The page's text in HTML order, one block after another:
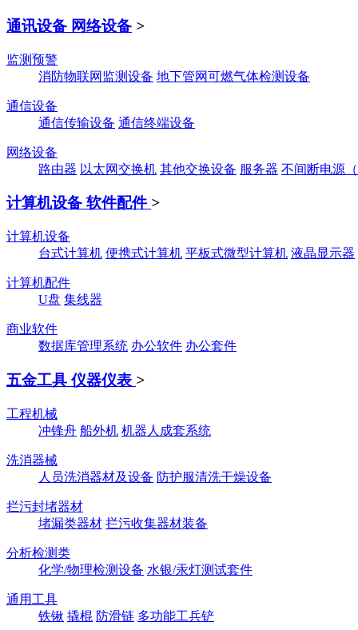
通讯设备 网络设备 >
监测预警
消防物联网监测设备 地下管网可燃气体检测设备
通信设备
通信传输设备 通信终端设备
网络设备
路由器 以太网交换机 其他交换设备 服务器 不间断电源
计算机设备 软件配件 >
计算机设备
台式计算机 便携式计算机 平板式微型计算机 液晶显示器
计算机配件
U盘 集线器
商业软件
数据库管理系统 办公软件 办公套件
五金工具 仪器仪表 >
工程机械
冲锋舟 船外机 机器人成套系统
洗消器械
人员洗消器材及设备 防护服清洗干燥设备
拦污封堵器材
堵漏类器材 拦污收集器材装备
分析检测类
化学/物理检测设备 水银/汞灯测试套件
通用工具
铁锹 撬棍 防滑链 多功能工兵铲